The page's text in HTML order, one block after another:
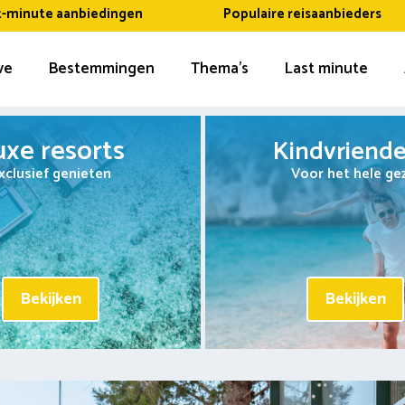
minute aanbiedingen Populaire reisaanbieders
Bestemmingen Thema’s Last minute
resorts
genieten
Bekijken
Voor het hele
Bekijken